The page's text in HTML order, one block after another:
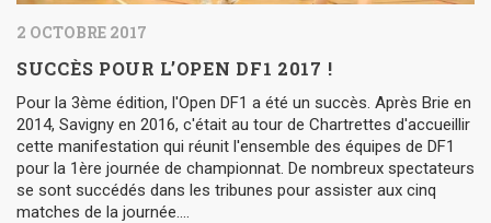
2 OCTOBRE 2017
SUCCÈS POUR L’OPEN DF1 2017 !
Pour la 3ème édition, l'Open DF1 a été un succès. Après Brie en
2014, Savigny en 2016, c'était au tour de Chartrettes d'accueillir
cette manifestation qui réunit l'ensemble des équipes de DF1
pour la 1ère journée de championnat. De nombreux spectateurs
se sont succédés dans les tribunes pour assister aux cinq
matches de la journée....